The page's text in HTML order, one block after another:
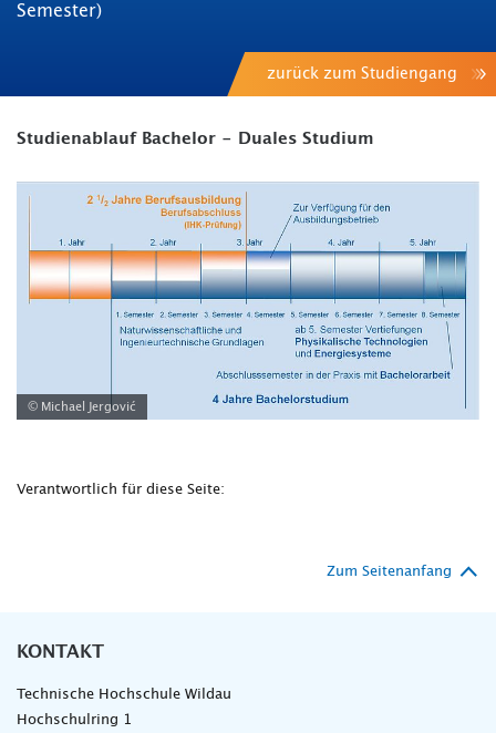
Semester)
zurück zum Studiengang
Studienablauf Bachelor - Duales Studium
© Michael Jergović
Verantwortlich für diese Seite:
Zum Seitenanfang
KONTAKT
Technische Hochschule Wildau
Hochschulring 1